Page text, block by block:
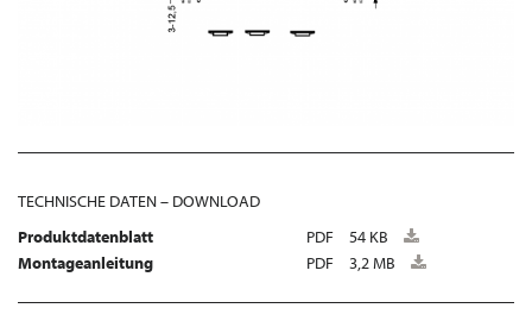
TECHNISCHE DATEN – DOWNLOAD
Produktdatenblatt
PDF
54 KB
Montageanleitung
PDF 3,2 MB